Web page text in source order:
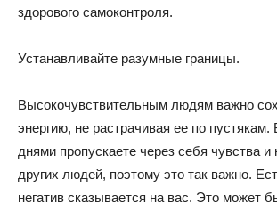
здорового самоконтроля.
Устанавливайте разумные границы.
Высокочувствительным людям важно
энергию, не растрачивая ее по
днями пропускаете через себя чувства и
других людей, поэтому это так важно.
негатив сказывается на вас. Это может